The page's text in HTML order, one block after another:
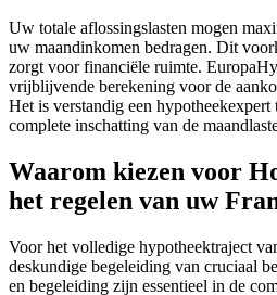
Uw totale aflossingslasten mogen
uw maandinkomen bedragen. Dit
zorgt voor financiële ruimte.
vrijblijvende berekening voor de
Het is verstandig een hypotheekexpert
complete inschatting van de
Waarom kiezen voor
het regelen van uw
Voor het volledige hypotheektraject
deskundige begeleiding van cruciaal
en begeleiding zijn essentieel in de